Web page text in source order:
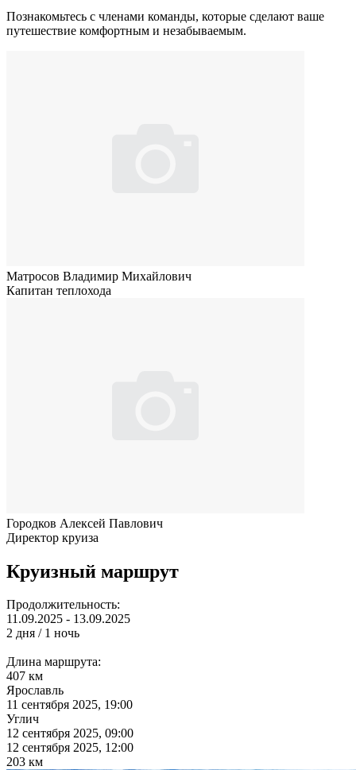
Познакомьтесь с членами команды, которые сделают ваше
путешествие комфортным и незабываемым.
Матросов Владимир Михайлович
Капитан теплохода
Городков Алексей Павлович
Директор круиза
Круизный маршрут
Продолжительность:
11.09.2025 - 13.09.2025
2 дня / 1 ночь
Длина маршрута:
407 км
Ярославль
11 сентября 2025, 19:00
Углич
12 сентября 2025, 09:00
12 сентября 2025, 12:00
203 км